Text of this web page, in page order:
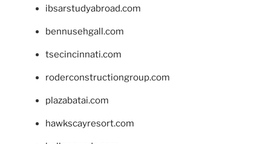
ibsarstudyabroad.com
bennusehgall.com
tsecincinnati.com
roderconstructiongroup.com
plazabatai.com
hawkscayresort.com